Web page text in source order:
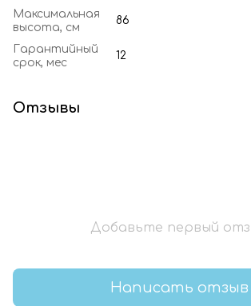
Максимальная
высота, см
86
Гарантийный
срок, мес
12
Отзывы
Добавьте первый
Написать отзыв